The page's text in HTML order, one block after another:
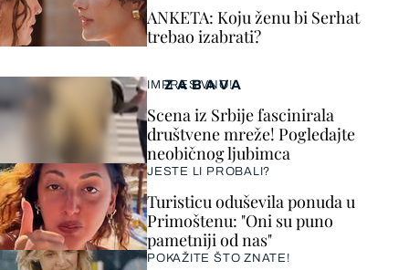
ZABAVA
IMPRESIVNO!
Scena iz Srbije fascinirala
društvene mreže! Pogledajte
neobičnog ljubimca
JESTE LI PROBALI?
Turisticu oduševila ponuda u
Primoštenu: "Oni su puno
pametniji od nas"
POKAŽITE ŠTO ZNATE!
ANKETA: Koju ženu bi Serhat
trebao izabrati?